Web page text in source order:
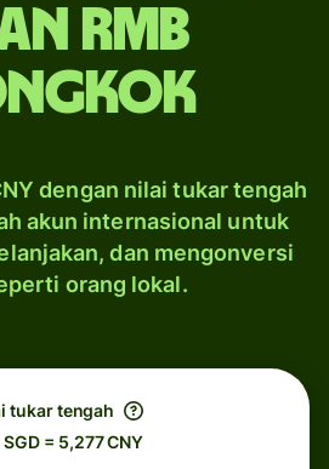
rmb
dengan nilai tukar tengah
akun internasional untuk
dan mengonversi
orang lokal.
tukar tengah
SGD = 5,277 CNY